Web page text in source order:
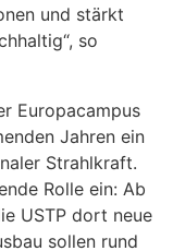
und stärkt
so
Europacampus
Jahren ein
Strahlkraft.
Rolle ein: Ab
USTP dort neue
sollen rund